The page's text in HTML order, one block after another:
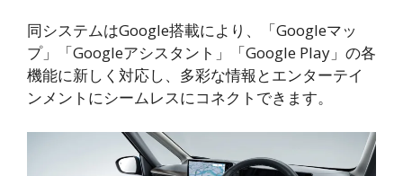
同システムはGoogle搭載により、「Googleマッ
プ」「Googleアシスタント」「Google Play」の各
機能に新しく対応し、多彩な情報とエンターテイ
ンメントにシームレスにコネクトできます。